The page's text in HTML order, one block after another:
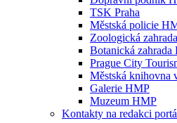
TSK Praha
Městská policie
Zoologická
Botanická zahrada
Prague City
Městská knihovna
Galerie HMP
Muzeum HMP
Kontakty na redakci